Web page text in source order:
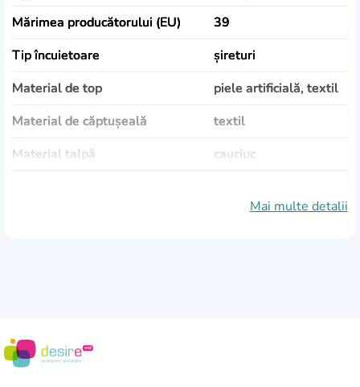
Mărimea producătorului (EU)
39
Tip încuietoare
șireturi
Material de top
piele artificială, textil
Material de căptușeală
textil
Material talpă
cauciuc
Mai multe detalii